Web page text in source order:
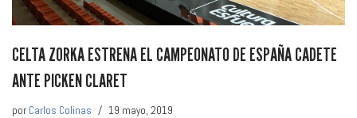
CELTA ZORKA ESTRENA EL CAMPEONATO DE ESPAÑA CADETE
ANTE PICKEN CLARET
por Carlos Colinas 19 mayo, 2019